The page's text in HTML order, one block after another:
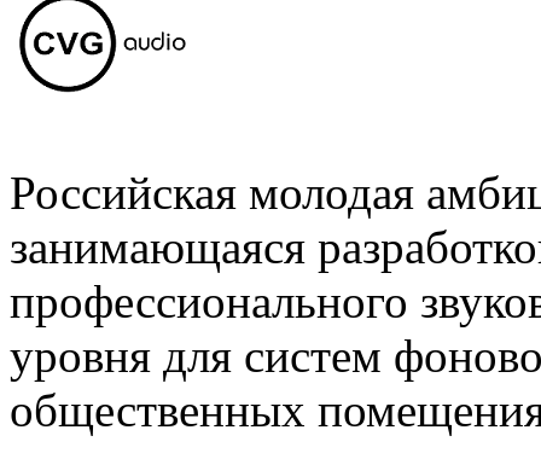
Российская молодая
занимающаяся
профессионального
уровня для систем
общественных